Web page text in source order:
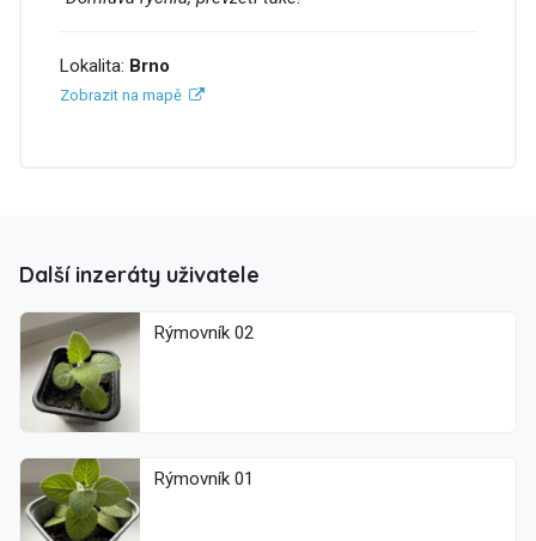
Lokalita: Brno
Zobrazit na mapě
Další inzeráty uživatele
Rýmovník 02
Rýmovník 01